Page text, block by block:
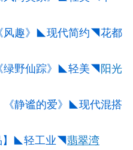
风趣》◣现代简约◥花都
绿野仙踪》◣轻美◥阳光
《静谧的爱》◣现代混搭
】◣轻工业◥翡翠湾